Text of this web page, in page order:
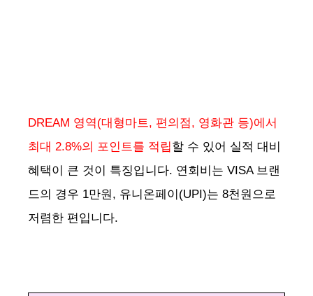
DREAM 영역(대형마트, 편의점, 영화관 등)에서
최대 2.8%의 포인트를 적립할 수 있어 실적 대비
혜택이 큰 것이 특징입니다. 연회비는 VISA 브랜
드의 경우 1만원, 유니온페이(UPI)는 8천원으로
저렴한 편입니다.